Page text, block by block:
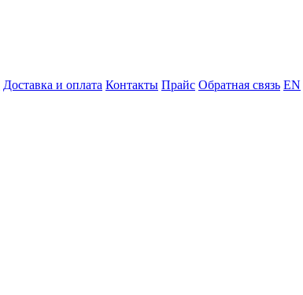
Доставка и оплата Контакты Прайс Обратная связь EN